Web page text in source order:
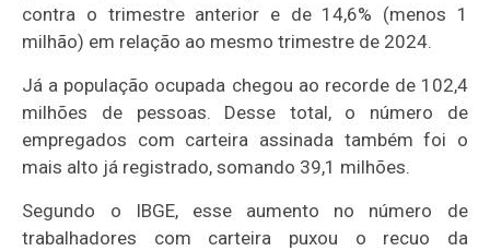
contra o trimestre anterior e de 14,6% (menos 1
milhão) em relação ao mesmo trimestre de 2024.
Já a população ocupada chegou ao recorde de 102,4
milhões de pessoas. Desse total, o número de
empregados com carteira assinada também foi o
mais alto já registrado, somando 39,1 milhões.
Segundo o IBGE, esse aumento no número de
trabalhadores com carteira puxou o recuo da